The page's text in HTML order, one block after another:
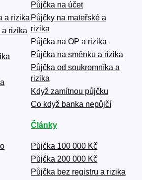
a rizika
a rizika
Půjčka na účet
Půjčky na mateřské a
rizika
Půjčka na OP a rizika
Půjčka na směnku a rizika
Půjčka od soukromníka a
rizika
Když zamítnou půjčku
Co když banka nepůjčí
Články
Půjčka 100 000 Kč
Půjčka 200 000 Kč
Půjčka bez registru a rizika